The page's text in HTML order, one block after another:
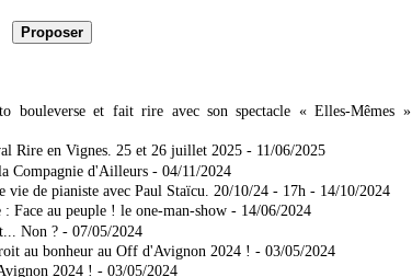
bouleverse et fait rire avec son spectacle « Elles-Mêmes »
Rire en Vignes. 25 et 26 juillet 2025 - 11/06/2025
Compagnie d'Ailleurs - 04/11/2024
de pianiste avec Paul Staïcu. 20/10/24 - 17h - 14/10/2024
Face au peuple ! le one-man-show - 14/06/2024
Non ? - 07/05/2024
au bonheur au Off d'Avignon 2024 ! - 03/05/2024
2024 ! - 03/05/2024